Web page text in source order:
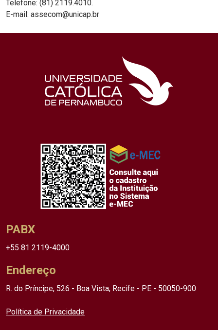
Telefone: (81) 2119.4010.
E-mail: assecom@unicap.br
PABX
+55 81 2119-4000
Endereço
R. do Príncipe, 526 - Boa Vista, Recife - PE - 50050-900
Política de Privacidade